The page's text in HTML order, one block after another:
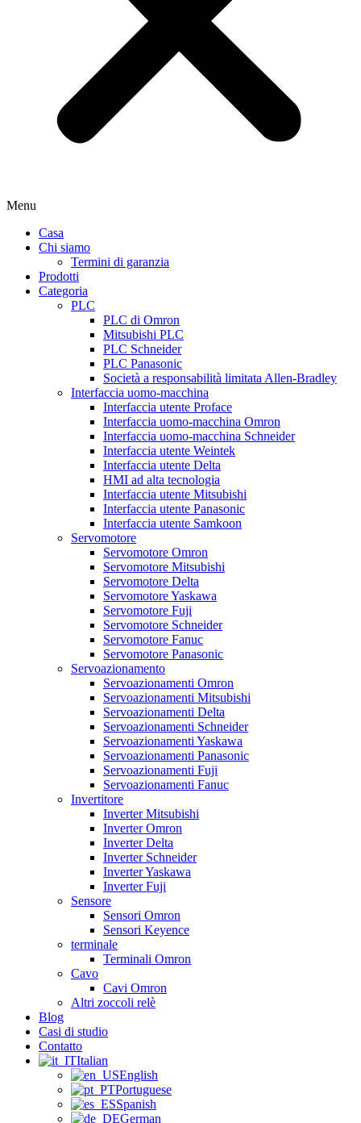
Menu
Casa
Chi siamo
Termini di garanzia
Prodotti
Categoria
PLC
PLC di Omron
Mitsubishi PLC
PLC Schneider
PLC Panasonic
Società a responsabilità limitata Allen-Bradley
Interfaccia uomo-macchina
Interfaccia utente Proface
Interfaccia uomo-macchina Omron
Interfaccia uomo-macchina Schneider
Interfaccia utente Weintek
Interfaccia utente Delta
HMI ad alta tecnologia
Interfaccia utente Mitsubishi
Interfaccia utente Panasonic
Interfaccia utente Samkoon
Servomotore
Servomotore Omron
Servomotore Mitsubishi
Servomotore Delta
Servomotore Yaskawa
Servomotore Fuji
Servomotore Schneider
Servomotore Fanuc
Servomotore Panasonic
Servoazionamento
Servoazionamenti Omron
Servoazionamenti Mitsubishi
Servoazionamenti Delta
Servoazionamenti Schneider
Servoazionamenti Yaskawa
Servoazionamenti Panasonic
Servoazionamenti Fuji
Servoazionamenti Fanuc
Invertitore
Inverter Mitsubishi
Inverter Omron
Inverter Delta
Inverter Schneider
Inverter Yaskawa
Inverter Fuji
Sensore
Sensori Omron
Sensori Keyence
terminale
Terminali Omron
Cavo
Cavi Omron
Altri zoccoli relè
Blog
Casi di studio
Contatto
Italian
English
Portuguese
Spanish
German